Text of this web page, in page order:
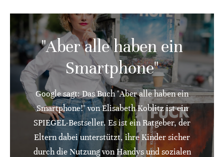
"Aber alle haben ein
Smartphone"
Google sagt: Das Buch "Aber alle haben ein
Smartphone!" von Elisabeth Koblitz ist ein
SPIEGEL-Bestseller. Es ist ein Ratgeber, der
Eltern dabei unterstützt, ihre Kinder sicher
durch die Nutzung von Handys und sozialen